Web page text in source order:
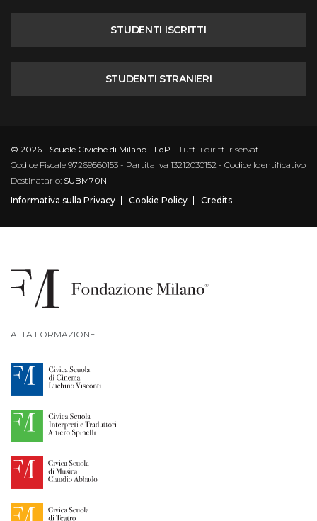
STUDENTI ISCRITTI
STUDENTI STRANIERI
© 2026 - Scuole Civiche di Milano - FdP - Tutti i diritti riservati
Codice Fiscale 97269560153 - Partita Iva 13212030152 - Codice Identificativo
Destinatario: SUBM70N
Informativa sulla Privacy
Cookie Policy Credits
ALTA FORMAZIONE